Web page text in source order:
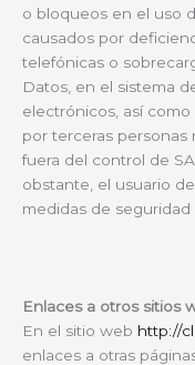
o bloqueos en el uso
causados por
telefónicas o
Datos, en el sistema
electrónicos, así
por terceras personas
fuera del control de
obstante, el usuario
medidas de
Enlaces a otros sitios
En el sitio web http://
enlaces a otras